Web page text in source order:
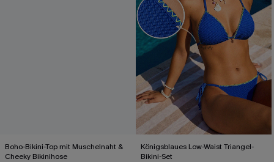
Boho-Bikini-Top mit Muschelnaht &
Cheeky Bikinihose
Königsblaues Low-Waist Triangel-
Bikini-Set